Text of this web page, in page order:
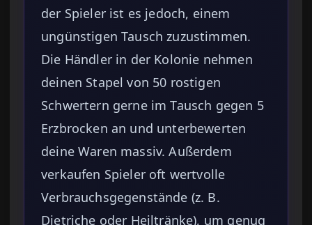
der Spieler ist es jedoch, einem
ungünstigen Tausch zuzustimmen.
Die Händler in der Kolonie nehmen
deinen Stapel von 50 rostigen
Schwertern gerne im Tausch gegen 5
Erzbrocken an und unterbewerten
deine Waren massiv. Außerdem
verkaufen Spieler oft wertvolle
Verbrauchsgegenstände (z. B.
Dietriche oder Heiltränke), um genug